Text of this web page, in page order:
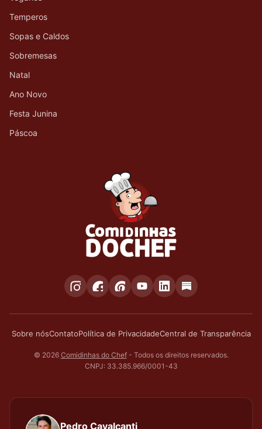
Temperos
Sopas e Caldos
Sobremesas
Natal
Ano Novo
Festa Junina
Páscoa
Sobre nósContatoPolítica de PrivacidadeCentral de Transparência
© 2026 Comidinhas do Chef- Todos os direitos reservados.
CNPJ: 33.385.966/0001-43
Pedro Cavalcanti